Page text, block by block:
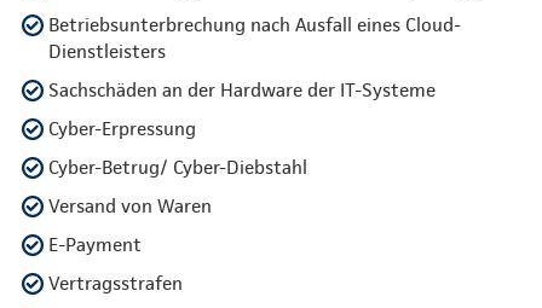
Betriebsunterbrechung nach Ausfall eines Cloud-
Dienstleisters
Sachschäden an der Hardware der IT-Systeme
Cyber-Erpressung
Cyber-Betrug/ Cyber-Diebstahl
Versand von Waren
E-Payment
Vertragsstrafen